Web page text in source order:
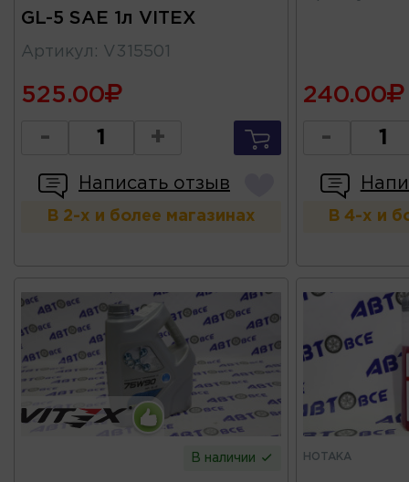
GL-5 SAE 1л VITEX
Артикул : V315501
525.00
- +
Написать отзыв
В 2-х и более магазинах
240.00
-
В 4-х и
В наличии HOTAKA